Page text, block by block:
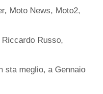
, Moto News, Moto2,
Riccardo Russo,
sta meglio, a Gennaio